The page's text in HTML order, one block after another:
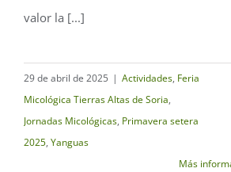
valor la [...]
29 de abril de 2025 | Actividades, Feria
Micológica Tierras Altas de Soria,
Jornadas Micológicas, Primavera setera
2025, Yanguas
Más